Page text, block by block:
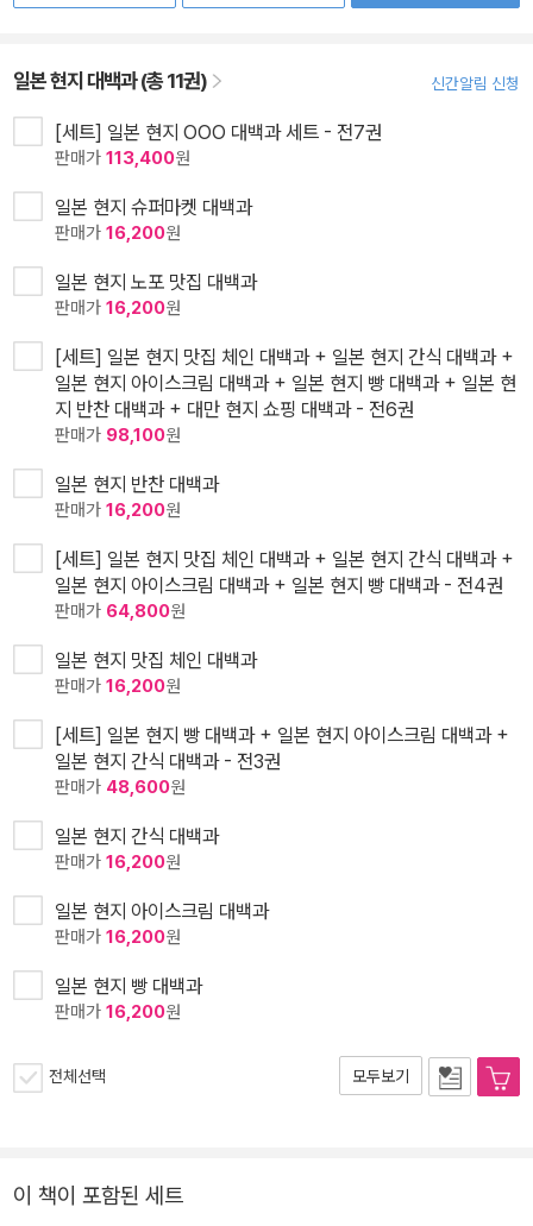
일본 현지 대백과 (총 11권) 신간알림 신청
[세트] 일본 현지 OOO 대백과 세트 - 전7권
판매가 113,400원
일본 현지 슈퍼마켓 대백과
판매가 16,200원
일본 현지 노포 맛집 대백과
판매가 16,200원
[세트] 일본 현지 맛집 체인 대백과 + 일본 현지 간식 대백과 +
일본 현지 아이스크림 대백과 + 일본 현지 빵 대백과 + 일본 현
지 반찬 대백과 + 대만 현지 쇼핑 대백과 - 전6권
판매가 98,100원
일본 현지 반찬 대백과
판매가 16,200원
[세트] 일본 현지 맛집 체인 대백과 + 일본 현지 간식 대백과 +
일본 현지 아이스크림 대백과 + 일본 현지 빵 대백과 - 전4권
판매가 64,800원
일본 현지 맛집 체인 대백과
판매가 16,200원
[세트] 일본 현지 빵 대백과 + 일본 현지 아이스크림 대백과 +
일본 현지 간식 대백과 - 전3권
판매가 48,600원
일본 현지 간식 대백과
판매가 16,200원
일본 현지 아이스크림 대백과
판매가 16,200원
일본 현지 빵 대백과
판매가 16,200원
전체선택 모두보기
이 책이 포함된 세트